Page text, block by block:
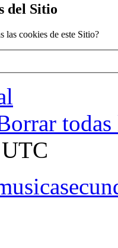
del Sitio
las cookies de este Sitio?